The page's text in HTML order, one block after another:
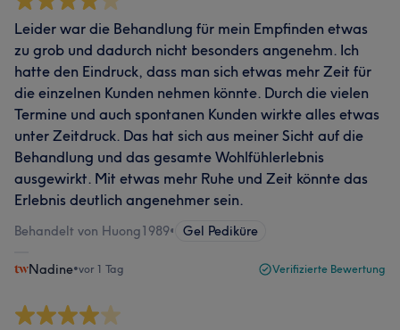
Leider war die Behandlung für mein Empfinden etwas
zu grob und dadurch nicht besonders angenehm. Ich
hatte den Eindruck, dass man sich etwas mehr Zeit für
die einzelnen Kunden nehmen könnte. Durch die vielen
Termine und auch spontanen Kunden wirkte alles etwas
unter Zeitdruck. Das hat sich aus meiner Sicht auf die
Behandlung und das gesamte Wohlfühlerlebnis
ausgewirkt. Mit etwas mehr Ruhe und Zeit könnte das
Erlebnis deutlich angenehmer sein.
Behandelt von Huong1989• Gel Pediküre
Nadine•vor 1 Tag Verifizierte Bewertung